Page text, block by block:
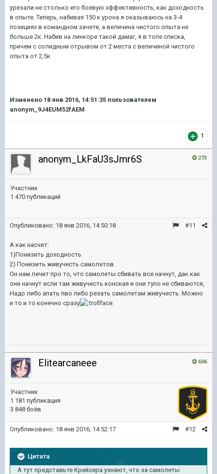
урезали не столько его боевую эффективность, как доходность
в опыте. Теперь, набивая 150 к урона я оказываюсь на 3-4
позициях в командном зачете, а величина чистого опыта не
больше 2к. Набив на линкоре такой дамаг, я в топе списка,
причем с солидным отрывом от 2 места с величиной чистого
опыта от 2,5к
Изменено 18 янв 2016, 14:51:35 пользователем
anonym_9J4EUM52fAEM
1
273
anonym_LkFaU3sJmr6S
Участник
1 470 публикаций
#11
Опубликовано: 18 янв 2016, 14:50:18
А как насчет:
1)Понизить доходность.
2) Понизить живучесть самолетов.
Он нам лечит про то, что самолеты сбивать все начнут, дак как
они начнут если там живучесть конская и они тупо не сбиваются,
Надо либо апать пво либо резать самолетам живучесть. Можно
и то и то конечно сразу
606
Elitearcaneee
Участник
1 181 публикация
3 848 боёв
#12
Опубликовано: 18 янв 2016, 14:52:17
Цитата
А тут представьте Крейсера узнают, что за самолеты